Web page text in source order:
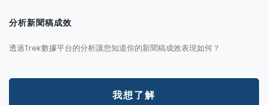
分析新聞稿成效
透過Trek數據平台的分析讓您知道你的新聞稿成效表現如何？
我想了解